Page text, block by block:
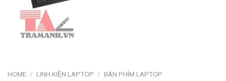
HOME / LINH KIỆN LAPTOP / BÀN PHÍM LAPTOP